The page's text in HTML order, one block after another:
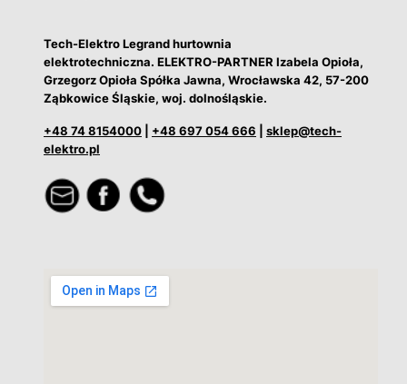
Tech-Elektro Legrand hurtownia
elektrotechniczna. ELEKTRO-PARTNER Izabela Opioła,
Grzegorz Opioła Spółka Jawna, Wrocławska 42, 57-200
Ząbkowice Śląskie, woj. dolnośląskie.
+48 74 8154000 +48 697 054 666
sklep@tech-
elektro.pl